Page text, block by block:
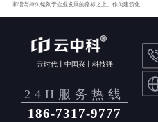
和谐与持久铭刻于企业发展的路标之上。作为建筑化工
云时代丨中国兴丨科技强
24H服务热线
186-7317-9777